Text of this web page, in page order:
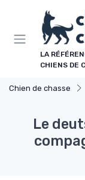
LA
CHIENS DE
Chien de chasse
Le
Panneau de